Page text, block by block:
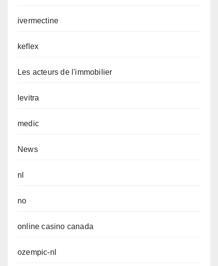
ivermectine
keflex
Les acteurs de l'immobilier
levitra
medic
News
nl
no
online casino canada
ozempic-nl